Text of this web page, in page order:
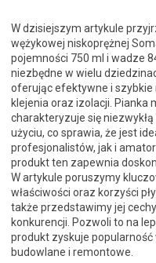
W dzisiejszym artykule
wężykowej niskoprężnej
pojemności 750 ml i wadze
niezbędne w wielu
oferując efektywne i
klejenia oraz izolacji. Pianka
charakteryzuje się
użyciu, co sprawia, że jest
profesjonalistów, jak i
produkt ten zapewnia
W artykule poruszymy
właściwości oraz korzyści
także przedstawimy jej
konkurencji. Pozwoli to na
produkt zyskuje
budowlane i remontowe.